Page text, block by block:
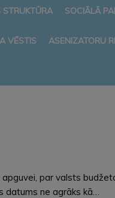
STRUKTŪRA SOCIĀLĀ
VĒSTIS ASENIZATORU
par valsts
datums ne agrāks kā…